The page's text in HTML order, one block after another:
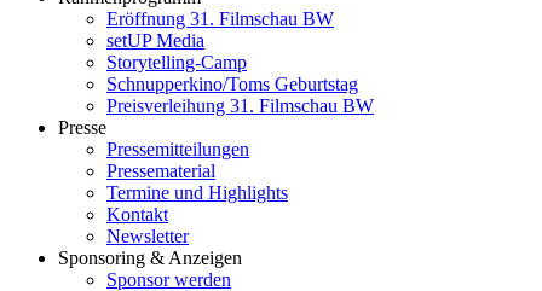
Eröffnung 31. Filmschau BW
setUP Media
Storytelling-Camp
Schnupperkino/Toms Geburtstag
Preisverleihung 31. Filmschau BW
Presse
Pressemitteilungen
Pressematerial
Termine und Highlights
Kontakt
Newsletter
Sponsoring & Anzeigen
Sponsor werden